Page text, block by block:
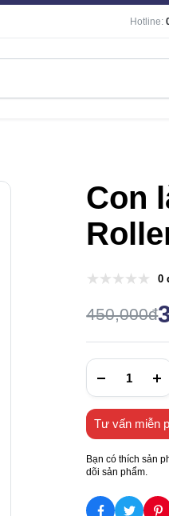
Hotline:
Con
0
450,000đ
Tư vấn miễn
Bạn có thích sản
dõi sản phẩm.